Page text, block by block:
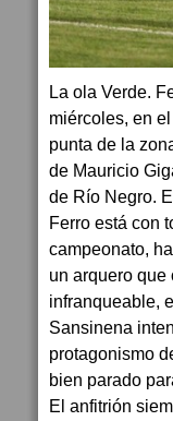
La ola Verde.
miércoles, en
punta de la
de Mauricio
de Río Negro.
Ferro está con
campeonato,
un arquero que
infranqueable,
Sansinena
protagonismo
bien parado
El anfitrión